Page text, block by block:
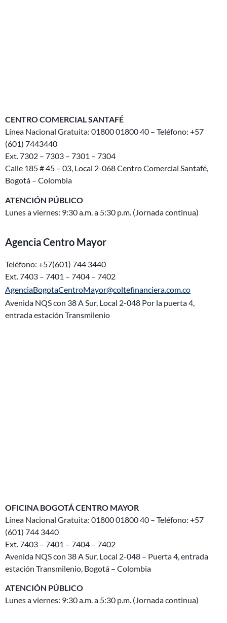
CENTRO COMERCIAL SANTAFÉ
Línea Nacional Gratuita: 01800 01800 40 – Teléfono: +57
(601) 7443440
Ext. 7302 – 7303 – 7301 – 7304
Calle 185 # 45 – 03, Local 2-068 Centro Comercial Santafé,
Bogotá – Colombia
ATENCIÓN PÚBLICO
Lunes a viernes: 9:30 a.m. a 5:30 p.m. (Jornada continua)
Agencia Centro Mayor
Teléfono: +57(601) 744 3440
Ext. 7403 – 7401 – 7404 – 7402
AgenciaBogotaCentroMayor@coltefinanciera.com.co
Avenida NQS con 38 A Sur, Local 2-048 Por la puerta 4,
entrada estación Transmilenio
OFICINA BOGOTÁ CENTRO MAYOR
Línea Nacional Gratuita: 01800 01800 40 – Teléfono: +57
(601) 744 3440
Ext. 7403 – 7401 – 7404 – 7402
Avenida NQS con 38 A Sur, Local 2-048 – Puerta 4, entrada
estación Transmilenio, Bogotá – Colombia
ATENCIÓN PÚBLICO
Lunes a viernes: 9:30 a.m. a 5:30 p.m. (Jornada continua)